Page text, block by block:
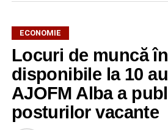
din comuna Săsciori, valabilă la
Oferta cuprinde posturi din
activitate, fiind adresată atât
cât și celor aflate la început de
Cei interesați pot consulta
disponibile accesând
ECONOMIE
Locuri de muncă
disponibile la 10
AJOFM Alba a
posturilor vacante